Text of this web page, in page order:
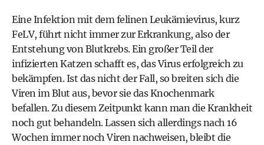
Eine Infektion mit dem felinen Leukämievirus, kurz
FeLV, führt nicht immer zur Erkrankung, also der
Entstehung von Blutkrebs. Ein großer Teil der
infizierten Katzen schafft es, das Virus erfolgreich zu
bekämpfen. Ist das nicht der Fall, so breiten sich die
Viren im Blut aus, bevor sie das Knochenmark
befallen. Zu diesem Zeitpunkt kann man die Krankheit
noch gut behandeln. Lassen sich allerdings nach 16
Wochen immer noch Viren nachweisen, bleibt die